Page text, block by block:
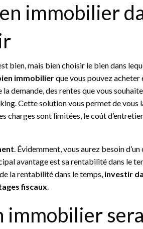
immobilier
bien, mais bien choisir le bien dans
immobilierque vous pouvez acheter
demande, des rentes que vous
Cette solution vous permet de vous
charges sont limitées, le coût
. Évidemment, vous aurez besoin
avantage est sa rentabilité dans le
la rentabilité dans le temps, investir
fiscaux.
immobilier